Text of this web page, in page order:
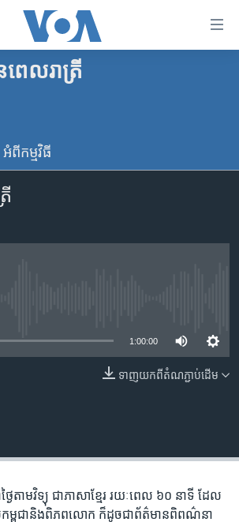
េលរាត្រី
YouTube Music
អំពី​កម្មវិធី​
1:00:00
ទាញ​យក​ពី​តំណភ្ជាប់​ដើម
ថ្ងៃ​តាម​វិទ្យុ ​ជាភាសា​ខ្មែរ​ រយៈ​ពេល​ ៦០​ នាទី ដែល​
ម្ពុជា​និង​ពិភព​លោក ​ក៏ដូច​ជា​ព័ត៌មាន​ពិពណ៌នា